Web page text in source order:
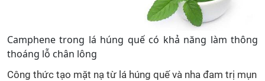
Camphene trong lá húng quế có khả năng làm thông
thoáng lỗ chân lông
Công thức tạo mặt nạ từ lá húng quế và nha đam trị mụn